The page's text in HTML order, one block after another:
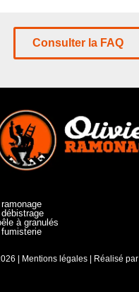
Consulter la FAQ
à granulés
| Mentions légales| Réalisé par